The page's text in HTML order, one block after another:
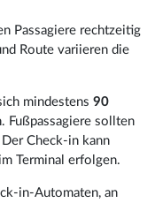
Passagiere rechtzeitig
Route variieren die
mindestens90
Fußpassagiere sollten
Check-in kann
Terminal erfolgen.
in-Automaten, an